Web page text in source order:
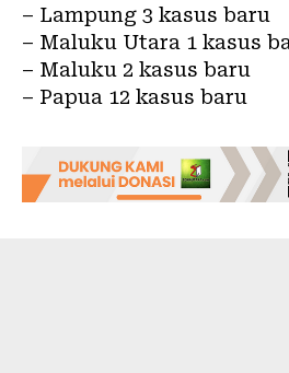
– Lampung 3 kasus baru
– Maluku Utara 1 kasus
– Maluku 2 kasus baru
– Papua 12 kasus baru